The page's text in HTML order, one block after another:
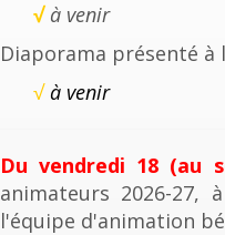
√ à venir
Diaporama présenté à
√à venir
Du vendredi 18 (au
animateurs 2026-27,
l'équipe d'animation